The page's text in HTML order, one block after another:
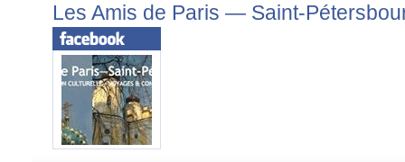
Les Amis de Paris — Saint-